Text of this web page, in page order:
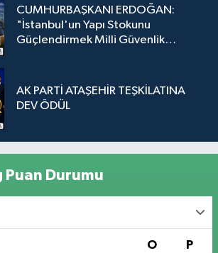
CUMHURBAŞKANI ERDOĞAN:
"İstanbul'un Yapı Stokunu
Güçlendirmek Milli Güvenlik
AK PARTİ ATAŞEHİR TEŞKİLATINA
DEV ÖDÜL
Puan Durumu
O P